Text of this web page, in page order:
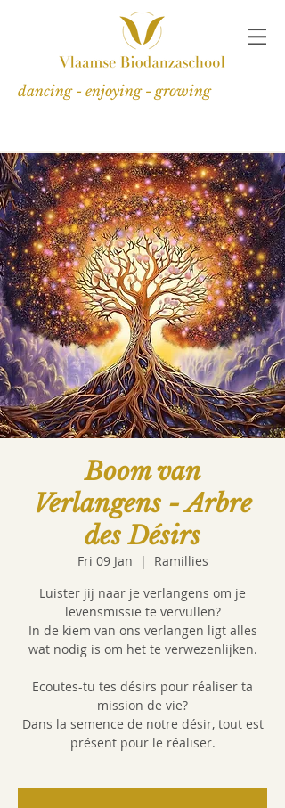
dancing - enjoying - growing
Boom van
Verlangens - Arbre
des Désirs
Fri 09 Jan
  |
Ramillies
Luister jij naar je verlangens om je
levensmissie te vervullen?
In de kiem van ons verlangen ligt alles
wat nodig is om het te verwezenlijken.
Ecoutes-tu tes désirs pour réaliser ta
mission de vie?
Dans la semence de notre désir, tout est
présent pour le réaliser.